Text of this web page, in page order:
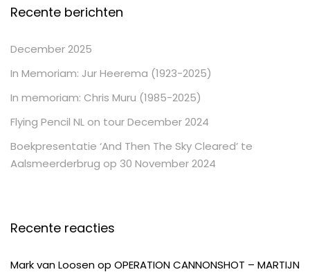
Recente berichten
December 2025
In Memoriam: Jur Heerema (1923-2025)
In memoriam: Chris Muru (1985-2025)
Flying Pencil NL on tour December 2024
Boekpresentatie ‘And Then The Sky Cleared’ te
Aalsmeerderbrug op 30 November 2024
Recente reacties
Mark van Loosenop OPERATION CANNONSHOT – MARTIJN